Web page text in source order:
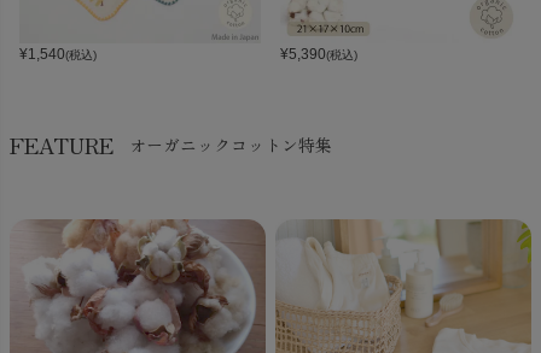
¥1,540(税込) ¥5,390(税込)
FEATURE オーガニックコットン特集